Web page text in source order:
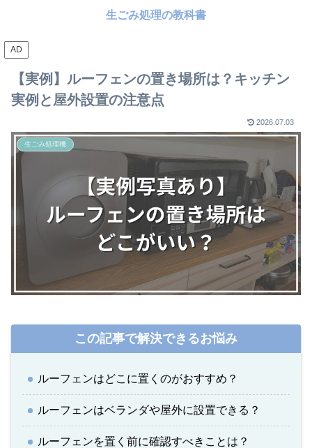
生ごみ処理の教科書
AD
【実例】ルーフェンの置き場所は？キッチン
実例と屋外設置の注意点
2026.07.03
生ごみ処理機
この記事で解決できるお悩み
ルーフェンはどこに置くのがおすすめ？
ルーフェンはベランダや屋外に設置できる？
ルーフェンを置く前に確認すべきことは？